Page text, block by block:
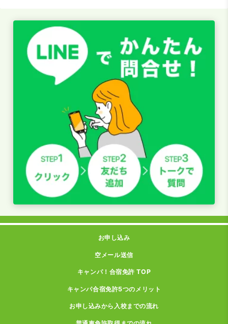
お申し込み
空メール送信
キャンパ！合宿免許 TOP
キャンパ合宿免許5つのメリット
お申し込みから入校までの流れ